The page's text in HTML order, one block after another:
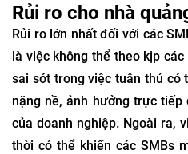
Rủi ro cho nhà
Rủi ro lớn nhất đối với các
là việc không thể theo kịp
sai sót trong việc tuân thủ có
nặng nề, ảnh hưởng trực
của doanh nghiệp. Ngoài ra,
thời có thể khiến các SMBs